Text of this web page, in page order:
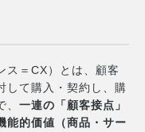
ス＝CX）とは、顧客
して購入・契約し、購
一連の「顧客接点」
能的価値（商品・サー